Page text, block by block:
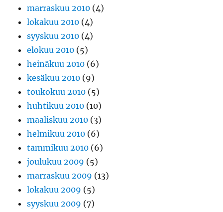
marraskuu 2010 (4)
lokakuu 2010 (4)
syyskuu 2010 (4)
elokuu 2010 (5)
heinäkuu 2010 (6)
kesäkuu 2010 (9)
toukokuu 2010 (5)
huhtikuu 2010 (10)
maaliskuu 2010 (3)
helmikuu 2010 (6)
tammikuu 2010 (6)
joulukuu 2009 (5)
marraskuu 2009 (13)
lokakuu 2009 (5)
syyskuu 2009 (7)